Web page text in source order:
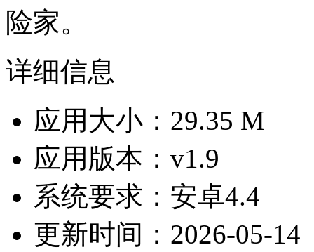
险家。
详细信息
应用大小：29.35 M
应用版本：v1.9
系统要求：安卓4.4
更新时间：2026-05-14